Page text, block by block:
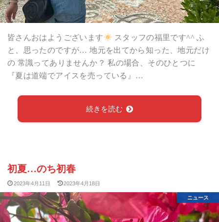
皆さんおはようございます
スタッフの福里です^^ ふ
と、思ったのですが… 地元を出てから知った、地元だけ
の 常識ってありませんか？ 私の場合、そのひとつに
『夏は道端でアイスを売っている』…
続きを読む
初夏…のち初春
2023年4月11日 2023年4月18日
ニュース